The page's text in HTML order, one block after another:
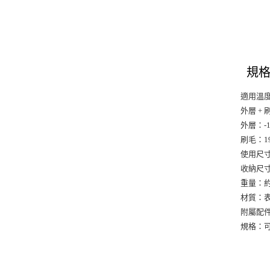
規
適用溫
外層 +
外層：
刷毛：
使用尺
收納尺
重量：
材質：
附屬配
規格：